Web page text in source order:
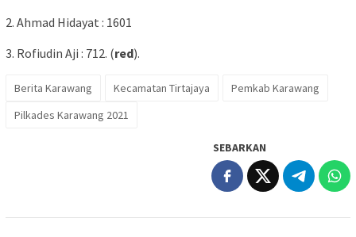
2. Ahmad Hidayat : 1601
3. Rofiudin Aji : 712. (red).
Berita Karawang Kecamatan Tirtajaya
Pemkab Karawang
Pilkades Karawang 2021
SEBARKAN